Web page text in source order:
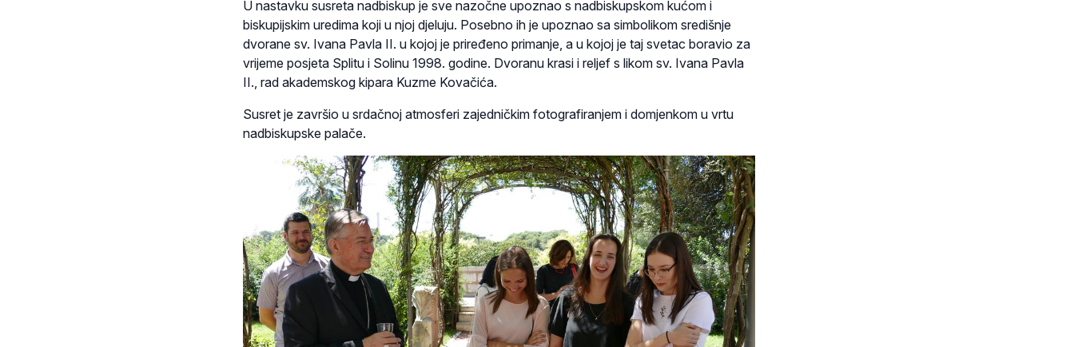
U nastavku susreta nadbiskup je sve nazočne upoznao s nadbiskupskom kućom i
biskupijskim uredima koji u njoj djeluju. Posebno ih je upoznao sa simbolikom središnje
dvorane sv. Ivana Pavla II. u kojoj je priređeno primanje, a u kojoj je taj svetac boravio za
vrijeme posjeta Splitu i Solinu 1998. godine. Dvoranu krasi i reljef s likom sv. Ivana Pavla
II., rad akademskog kipara Kuzme Kovačića.
Susret je završio u srdačnoj atmosferi zajedničkim fotografiranjem i domjenkom u vrtu
nadbiskupske palače.